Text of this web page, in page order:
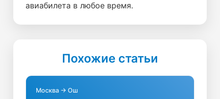
авиабилета в любое время.
Похожие статьи
Москва → Ош